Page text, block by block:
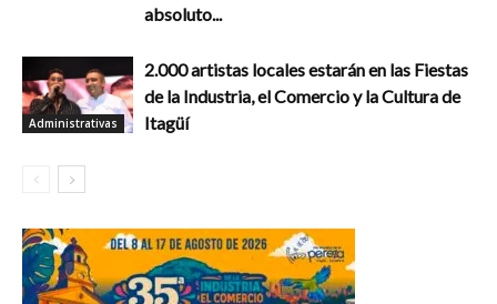
absoluto...
Administrativas
2.000 artistas locales estarán en las Fiestas
de la Industria, el Comercio y la Cultura de
Itagüí